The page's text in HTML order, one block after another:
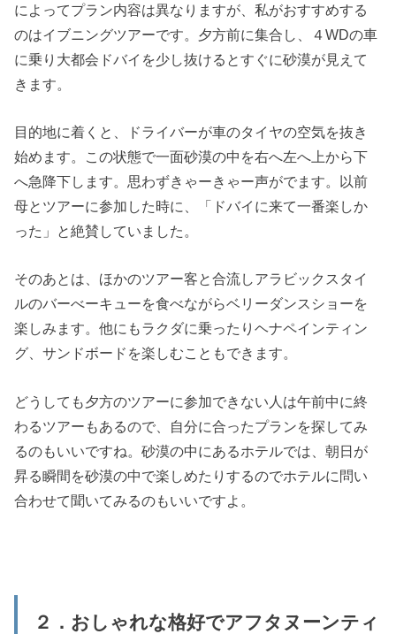
によってプラン内容は異なりますが、私がおすすめする
のはイブニングツアーです。夕方前に集合し、４WDの車
に乗り大都会ドバイを少し抜けるとすぐに砂漠が見えて
きます。
目的地に着くと、ドライバーが車のタイヤの空気を抜き
始めます。この状態で一面砂漠の中を右へ左へ上から下
へ急降下します。思わずきゃーきゃー声がでます。以前
母とツアーに参加した時に、「ドバイに来て一番楽しか
った」と絶賛していました。
そのあとは、ほかのツアー客と合流しアラビックスタイ
ルのバーべーキューを食べながらベリーダンスショーを
楽しみます。他にもラクダに乗ったりヘナペインティン
グ、サンドボードを楽しむこともできます。
どうしても夕方のツアーに参加できない人は午前中に終
わるツアーもあるので、自分に合ったプランを探してみ
るのもいいですね。砂漠の中にあるホテルでは、朝日が
昇る瞬間を砂漠の中で楽しめたりするのでホテルに問い
合わせて聞いてみるのもいいですよ。
２．おしゃれな格好でアフタヌーンティ